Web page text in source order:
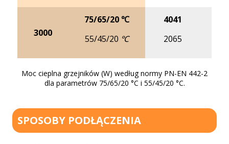
3000
75/65/20 ℃
55/45/20 ℃
4041
2065
Moc cieplna grzejników (W) według normy PN-EN 442-2
dla parametrów 75/65/20 °C i 55/45/20 °C.
SPOSOBY PODŁĄCZENIA